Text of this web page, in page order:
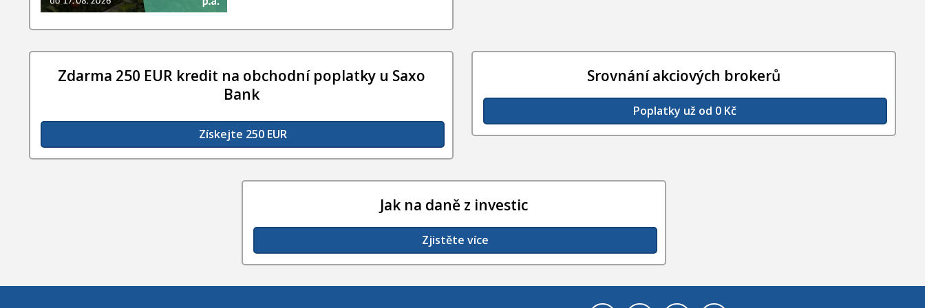
Zdarma 250 EUR kredit na obchodní poplatky u Saxo
Bank
Získejte 250 EUR
Srovnání akciových brokerů
Poplatky už od 0 Kč
Jak na daně z investic
Zjistěte více